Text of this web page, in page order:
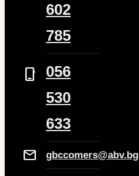
602
785
phone_iphone
056
530
633
Mail gbccomers@abv.bg